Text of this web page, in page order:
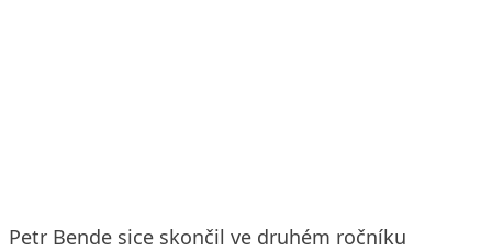
Petr Bende sice skončil ve druhém ročníku